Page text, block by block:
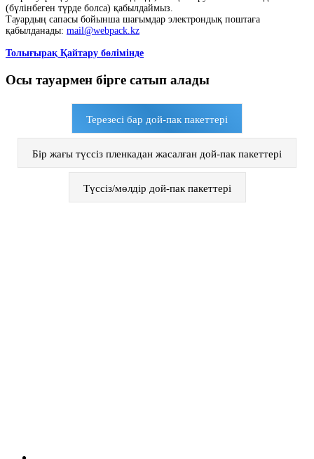
(бүлінбеген түрде болса) қабылдаймыз.
Тауардың сапасы бойынша шағымдар электрондық поштаға
қабылданады: mail@webpack.kz
Толығырақ Қайтару бөлімінде
Осы тауармен бірге сатып алады
Терезесі бар дой-пак пакеттері
Бір жағы түссіз пленкадан жасалған дой-пак пакеттері
Түссіз/мөлдір дой-пак пакеттері